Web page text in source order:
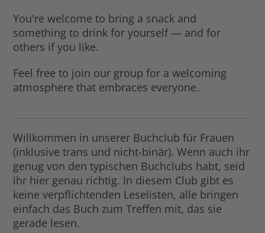
You're welcome to bring a snack and
something to drink for yourself — and for
others if you like.
Feel free to join our group for a welcoming
atmosphere that embraces everyone.
Willkommen in unserer Buchclub für Frauen
(inklusive trans und nicht-binär). Wenn auch ihr
genug von den typischen Buchclubs habt, seid
ihr hier genau richtig. In diesem Club gibt es
keine verpflichtenden Leselisten, alle bringen
einfach das Buch zum Treffen mit, das sie
gerade lesen.